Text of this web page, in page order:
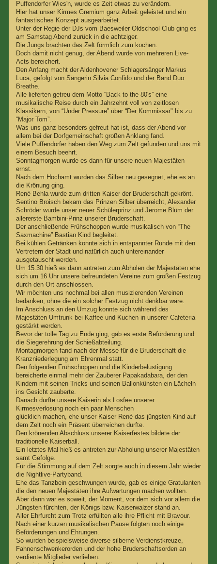
Puffendorfer Wies'n, wurde es Zeit etwas zu verändern.
Hier hat unser Kirmes Gremium ganz Arbeit geleistet und ein
fantastisches Konzept ausgearbeitet.
Unter der Regie der DJs vom Baesweiler Oldschool Club ging es
am Samstag Abend zurück in die achtziger.
Die Jungs brachten das Zelt förmlich zum kochen.
Doch damit nicht genug, der Abend wurde von mehreren Live-
Acts bereichert.
Den Anfang macht der Aldenhovener Schlagersänger Markus
Luca, gefolgt von Sängerin Silvia Confido und der Band Duo
Breathe.
Alle lieferten getreu dem Motto “Back to the 80's” eine
musikalische Reise durch ein Jahrzehnt voll von zeitlosen
Klassikern, von “Under Pressure” über “Der Kommissar" bis zu
“Major Tom”.
Was uns ganz besonders gefreut hat ist, dass der Abend vor
allem bei der Dorfgemeinschaft großen Anklang fand.
Viele Puffendorfer haben den Weg zum Zelt gefunden und uns mit
einem Besuch beehrt.
Sonntagmorgen wurde es dann für unsere neuen Majestäten
ernst.
Nach dem Hochamt wurden das Silber neu gesegnet, ehe es an
die Krönung ging.
René Behla wurde zum dritten Kaiser der Bruderschaft gekrönt.
Sentino Broisch bekam das Prinzen Silber überreicht, Alexander
Schröder wurde unser neuer Schülerprinz und Jerome Blüm der
allererste Bambini-Prinz unserer Bruderschaft.
Der anschließende Frühschoppen wurde musikalisch von “The
Saxmachine” Bastian Kind begleitet.
Bei kühlen Getränken konnte sich in entspannter Runde mit den
Vertretern der Stadt und natürlich auch untereinander
ausgetauscht werden.
Um 15:30 hieß es dann antreten zum Abholen der Majestäten ehe
sich um 16 Uhr unsere befreundeten Vereine zum großen Festzug
durch den Ort anschlossen.
Wir möchten uns nochmal bei allen musizierenden Vereinen
bedanken, ohne die ein solcher Festzug nicht denkbar wäre.
Im Anschluss an den Umzug konnte sich während des
Majestäten Umtrunk bei Kaffee und Kuchen in unserer Cafeteria
gestärkt werden.
Bevor der tolle Tag zu Ende ging, gab es erste Beförderung und
die Siegerehrung der Schießabteilung.
Montagmorgen fand nach der Messe für die Bruderschaft die
Kranzniederlegung am Ehrenmal statt.
Den folgenden Frühschoppen und die Kinderbelustigung
bereicherte einmal mehr der Zauberer Papakadabara, der den
Kindern mit seinen Tricks und seinen Ballonkünsten ein Lächeln
ins Gesicht zauberte.
Danach durfte unsere Kaiserin als Losfee unserer
Kirmesverlosung noch ein paar Menschen
glücklich machen, ehe unser Kaiser René das jüngsten Kind auf
dem Zelt noch ein Präsent überreichen durfte.
Den krönenden Abschluss unserer Kaiserfestes bildete der
traditionelle Kaiserball.
Ein letztes Mal hieß es antreten zur Abholung unserer Majestäten
samt Gefolge.
Für die Stimmung auf dem Zelt sorgte auch in diesem Jahr wieder
die Nightlive-Partyband.
Ehe das Tanzbein geschwungen wurde, gab es einige Gratulanten
die den neuen Majestäten ihre Aufwartungen machen wollten.
Aber dann war es soweit, der Moment, vor dem sich vor allem die
Jüngsten fürchten, der Königs bzw. Kaiserwalzer stand an.
Aller Ehrfurcht zum Trotz erfüllten alle ihre Pflicht mit Bravour.
Nach einer kurzen musikalischen Pause folgten noch einige
Beförderungen und Ehrungen.
So wurden beispielsweise diverse silberne Verdienstkreuze,
Fahnenschwenkerorden und der hohe Bruderschaftsorden an
verdiente Mitglieder verliehen.